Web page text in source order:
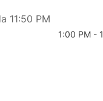
11:50 PM
1:00 PM -